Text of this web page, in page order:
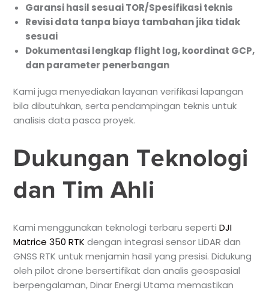
Garansi hasil sesuai TOR/Spesifikasi teknis
Revisi data tanpa biaya tambahan jika tidak
sesuai
Dokumentasi lengkap flight log, koordinat GCP,
dan parameter penerbangan
Kami juga menyediakan layanan verifikasi lapangan
bila dibutuhkan, serta pendampingan teknis untuk
analisis data pasca proyek.
Dukungan Teknologi
dan Tim Ahli
Kami menggunakan teknologi terbaru sepertiDJI
Matrice 350 RTK dengan integrasi sensor LiDAR dan
GNSS RTK untuk menjamin hasil yang presisi. Didukung
oleh pilot drone bersertifikat dan analis geospasial
berpengalaman, Dinar Energi Utama memastikan